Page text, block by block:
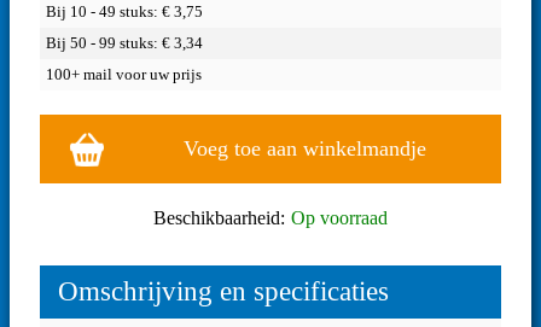
Bij 10 - 49 stuks: € 3,75
Bij 50 - 99 stuks: € 3,34
100+ mail voor uw prijs
Voeg toe aan winkelmandje
Beschikbaarheid: Op voorraad
Omschrijving en specificaties